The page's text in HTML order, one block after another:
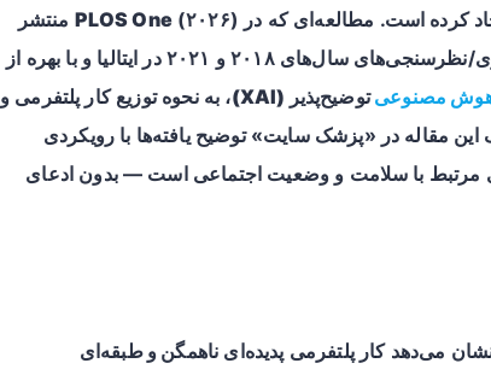
کرده است. مطالعه‌ای که در
PLOS One (۲۰۲۶) منتشر
شده، با استفاده از داده‌های رسمی سرشماری/نظرسنجی‌های سال‌های ۲۰۱۸ و ۲۰۲۱ در ایتالیا و با بهره از
مصنوعیتوضیح‌پذیر (XAI)
، به نحوه توزیع کار پلتفرمی و
مقاله در «پزشک سایت» توضیح یافته‌ها با رویکردی
مرتبط با سلامت و وضعیت اجتماعی است — بدون ادعای
ناهمگن و طبقه‌ای